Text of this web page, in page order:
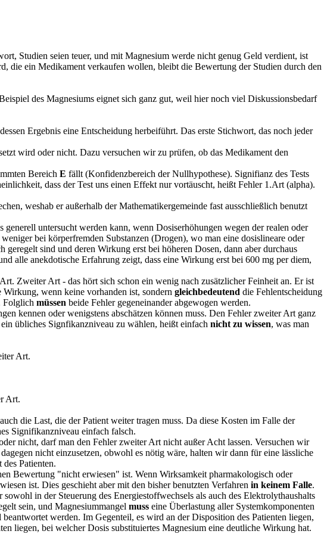
Studien seien teuer, und mit Magnesium werde nicht genug Geld verdient, ist
die ein Medikament verkaufen wollen, bleibt die Bewertung der Studien durch den
des Magnesiums eignet sich ganz gut, weil hier noch viel Diskussionsbedarf
Ergebnis eine Entscheidung herbeiführt. Das erste Stichwort, das noch jeder
wird oder nicht. Dazu versuchen wir zu prüfen, ob das Medikament den
Bereich E fällt (Konfidenzbereich der Nullhypothese). Signifianz des Tests
dass der Test uns einen Effekt nur vortäuscht, heißt Fehler 1.Art (alpha).
weshab er außerhalb der Mathematikergemeinde fast ausschließlich benutzt
generell untersucht werden kann, wenn Dosiserhöhungen wegen der realen oder
bei körperfremden Substanzen (Drogen), wo man eine dosislineare oder
sind und deren Wirkung erst bei höheren Dosen, dann aber durchaus
alle anekdotische Erfahrung zeigt, dass eine Wirkung erst bei 600 mg per diem,
Zweiter Art - das hört sich schon ein wenig nach zusätzlicher Feinheit an. Er ist
wenn keine vorhanden ist, sondern gleichbedeutend die Fehlentscheidung
Folglich müssen beide Fehler gegeneinander abgewogen werden.
kennen oder wenigstens abschätzen können muss. Den Fehler zweiter Art ganz
übliches Signfikanzniveau zu wählen, heißt einfach nicht zu wissen, was man
Art.
Art.
die Last, die der Patient weiter tragen muss. Da diese Kosten im Falle der
Signifikanzniveau einfach falsch.
nicht, darf man den Fehler zweiter Art nicht außer Acht lassen. Versuchen wir
nicht einzusetzen, obwohl es nötig wäre, halten wir dann für eine lässliche
Patienten.
Bewertung "nicht erwiesen" ist. Wenn Wirksamkeit pharmakologisch oder
ist. Dies geschieht aber mit den bisher benutzten Verfahren in keinem Falle.
in der Steuerung des Energiestoffwechsels als auch des Elektrolythaushalts
sein, und Magnesiummangel muss eine Überlastung aller Systemkomponenten
werden. Im Gegenteil, es wird an der Disposition des Patienten liegen,
liegen, bei welcher Dosis substituiertes Magnesium eine deutliche Wirkung hat.